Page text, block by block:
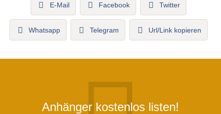
E-Mail Facebook Twitter
Whatsapp Telegram Url/Link kopieren
Anhänger kostenlos listen!